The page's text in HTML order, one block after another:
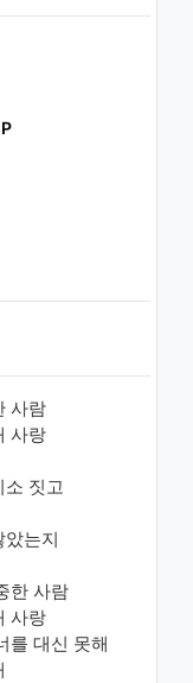
알같아
사람
사랑
소 짓고
는지
한 사람
사랑
를 대신 못해